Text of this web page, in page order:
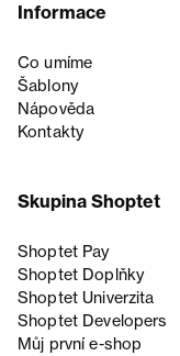
Informace
Co umíme
Šablony
Nápověda
Kontakty
Skupina Shoptet
Shoptet Pay
Shoptet Doplňky
Shoptet Univerzita
Shoptet Developers
Můj první e-shop